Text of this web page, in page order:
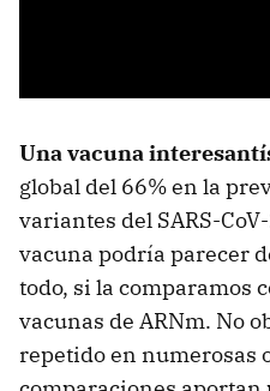
Una vacuna
global del 66% en la
variantes del SARS-
vacuna podría parecer
todo, si la comparamos
vacunas de ARNm. No
repetido en numerosas